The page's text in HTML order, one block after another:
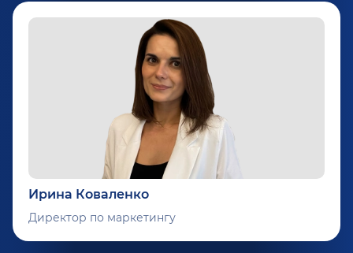
Ирина Коваленко
Директор по маркетингу